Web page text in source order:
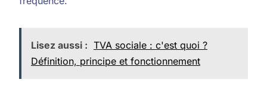
Lisez aussi : TVA sociale : c'est quoi ?
Définition, principe et fonctionnement